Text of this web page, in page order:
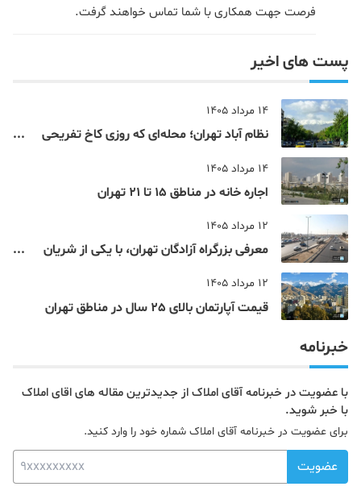
فرصت جهت همکاری با شما تماس خواهند گرفت.
پست های اخیر
14 مرداد 1405
نظام‌ آباد تهران؛ محله‌ای که روزی کاخ تفریحی
14 مرداد 1405
اجاره خانه در مناطق 15 تا 21 تهران
12 مرداد 1405
معرفی بزرگراه آزادگان تهران، با یکی از شریان
12 مرداد 1405
قیمت آپارتمان بالای 25 سال در مناطق تهران
خبرنامه
با عضویت در خبرنامه آقای املاک از جدیدترین مقاله های اقای املاک
با خبر شوید.
برای عضویت در خبرنامه آقای املاک شماره خود را وارد کنید.
عضویت